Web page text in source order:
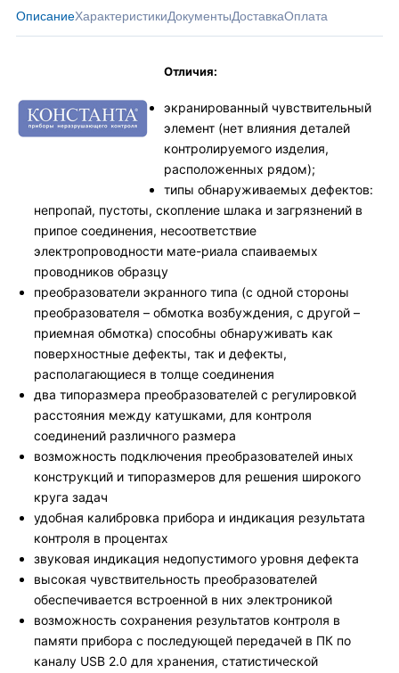
ОписаниеХарактеристикиДокументыДоставкаОплата
Отличия:
экранированный чувствительный
элемент (нет влияния деталей
контролируемого изделия,
расположенных рядом);
типы обнаруживаемых дефектов:
непропай, пустоты, скопление шлака и загрязнений в
припое соединения, несоответствие
электропроводности мате-риала спаиваемых
проводников образцу
преобразователи экранного типа (с одной стороны
преобразователя – обмотка возбуждения, с другой –
приемная обмотка) способны обнаруживать как
поверхностные дефекты, так и дефекты,
располагающиеся в толще соединения
два типоразмера преобразователей с регулировкой
расстояния между катушками, для контроля
соединений различного размера
возможность подключения преобразователей иных
конструкций и типоразмеров для решения широкого
круга задач
удобная калибровка прибора и индикация результата
контроля в процентах
звуковая индикация недопустимого уровня дефекта
высокая чувствительность преобразователей
обеспечивается встроенной в них электроникой
возможность сохранения результатов контроля в
памяти прибора с последующей передачей в ПК по
каналу USB 2.0 для хранения, статистической